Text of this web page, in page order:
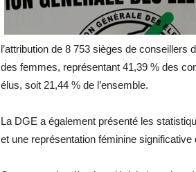
l’attribution de 8 753 sièges de
des femmes, représentant 41,39 % des
élus, soit 21,44 % de l’ensemble.
La DGE a également présenté les
et une représentation féminine